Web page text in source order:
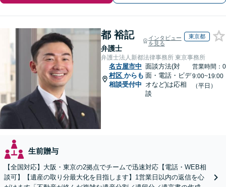
都 裕記
弁護士
インタビュー
を見る
東京都
弁護士法人新都法律事務所 東京事務所
名古屋市中
村区 からも
相談受付中
面談方法(対
面・電話・ビデ
オなど)は応相
談
営業時間：0
9:00~19:00
（平日）
生前贈与
【全国対応】大阪・東京の2拠点でチームで迅速対応【電話・WEB相
談可】【遺産の取り分最大化を目指します】1営業日以内の返信を心